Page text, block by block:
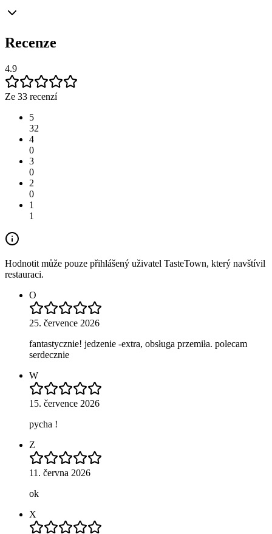
Recenze
4.9
Ze 33 recenzí
5
32
4
0
3
0
2
0
1
1
Hodnotit může pouze přihlášený uživatel TasteTown, který navštívil
restauraci.
O
25. července 2026
fantastycznie! jedzenie -extra, obsługa przemiła. polecam
serdecznie
W
15. července 2026
pycha !
Z
11. června 2026
ok
X